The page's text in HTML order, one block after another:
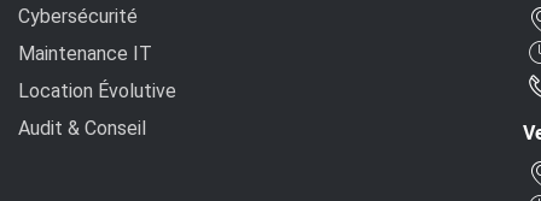
Cybersécurité
Maintenance IT
Location Évolutive
Audit & Conseil